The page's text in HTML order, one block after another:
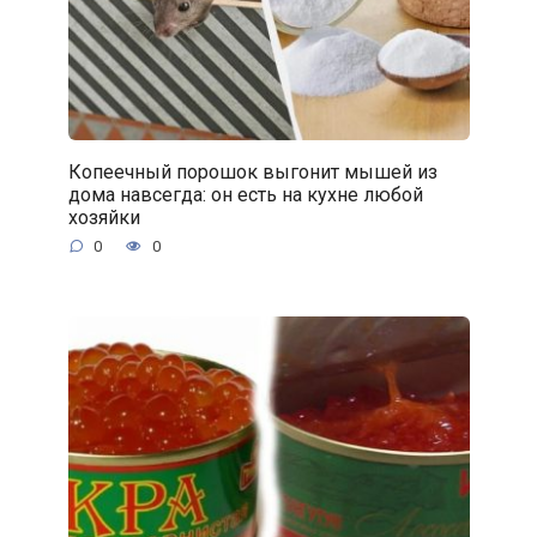
Копеечный порошок выгонит мышей из
дома навсегда: он есть на кухне любой
хозяйки
0 0